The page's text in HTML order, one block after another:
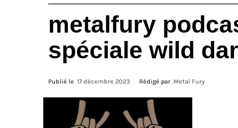
metalfury
spéciale wild
Publié le 17 décembre 2023 Rédigé par Metal Fury